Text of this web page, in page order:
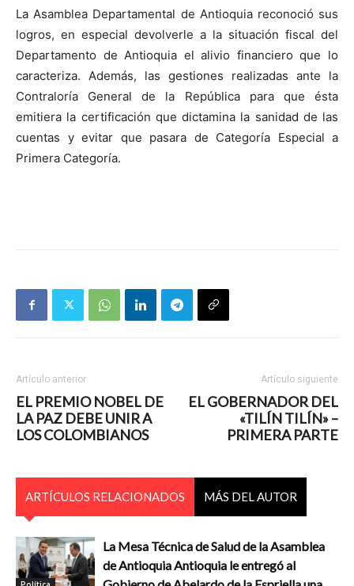
La Asamblea Departamental de Antioquia reconoció sus
logros, en especial devolverle a la situación fiscal del
Departamento de Antioquia el alivio financiero que lo
caracteriza. Además, las gestiones realizadas ante la
Contraloría General de la República para que ésta
emitiera la certificación que dictamina la sanidad de las
cuentas y evitar que pasara de Categoría Especial a
Primera Categoría.
Artículo anterior
EL PREMIO NOBEL DE
LA PAZ DEBE UNIR A
LOS COLOMBIANOS
Artículo siguiente
EL GOBERNADOR DEL
«TILÍN TILÍN» –
PRIMERA PARTE
ARTÍCULOS RELACIONADOS MÁS DEL AUTOR
La Mesa Técnica de Salud de la Asamblea
de Antioquia Antioquia le entregó al